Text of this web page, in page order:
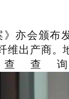
会颁布
维出产商
查